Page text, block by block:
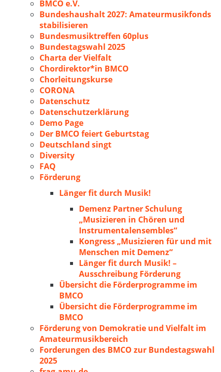
BMCO e.V.
Bundeshaushalt 2027: Amateurmusikfonds
stabilisieren
Bundesmusiktreffen 60plus
Bundestagswahl 2025
Charta der Vielfalt
Chordirektor*in BMCO
Chorleitungskurse
CORONA
Datenschutz
Datenschutzerklärung
Demo Page
Der BMCO feiert Geburtstag
Deutschland singt
Diversity
FAQ
Förderung
Länger fit durch Musik!
Demenz Partner Schulung
„Musizieren in Chören und
Instrumentalensembles“
Kongress „Musizieren für und mit
Menschen mit Demenz“
Länger fit durch Musik! –
Ausschreibung Förderung
Übersicht die Förderprogramme im
BMCO
Übersicht die Förderprogramme im
BMCO
Förderung von Demokratie und Vielfalt im
Amateurmusikbereich
Forderungen des BMCO zur Bundestagswahl
2025